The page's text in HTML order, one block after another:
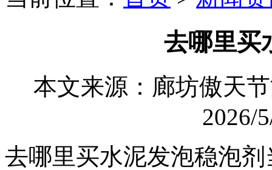
去哪里买
本文来源：廊坊傲
2026/
去哪里买水泥发泡稳泡